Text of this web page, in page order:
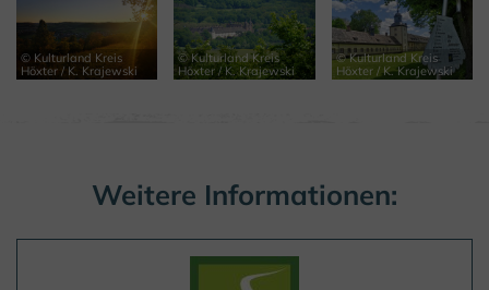
© Kulturland Kreis
Höxter / K. Krajewski
© Kulturland Kreis
Höxter / K. Krajewski
© Kulturland Kreis
Höxter / K. Krajewski
Weitere Informationen: